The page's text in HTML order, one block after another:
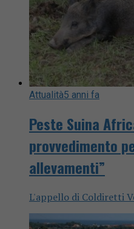
Attualità5 anni fa
Peste Suina
provvedimento
allevamenti”
L'appello di Coldiretti